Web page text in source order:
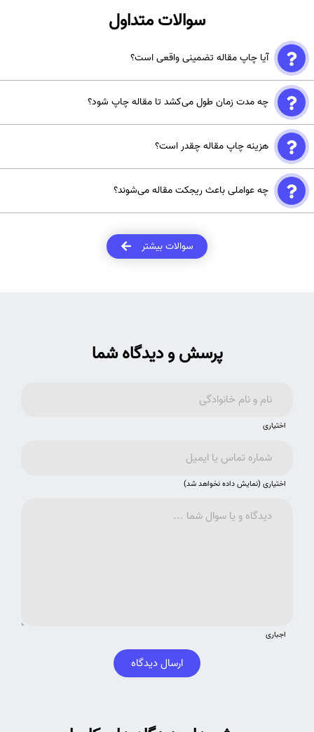
سوالات متداول
آیا چاپ مقاله تضمینی واقعی است؟
چاپ مقاله تضمینی در مجلات معتبر علمی امکان‌پذیر نیست؛ اما موسسات
تخصصی با مشاوره حرفه‌ای و ویرایش علمی، شانس پذیرش شما را افزایش
می‌دهند.
چه مدت زمان طول می‌کشد تا مقاله چاپ شود؟
است.
هزینه چاپ مقاله چقدر است؟
Journals: معمولاً بین 1000 تا 4000 دلار و بالاترچه عواملی باعث ریجکت مقاله می‌شوند؟
سوالات بیشتر
پرسش و دیدگاه شما
اختیاری
اختیاری (نمایش داده نخواهد شد)
اجباری
ارسال دیدگاه